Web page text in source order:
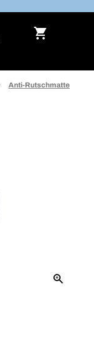
Anti-Rutschmatte